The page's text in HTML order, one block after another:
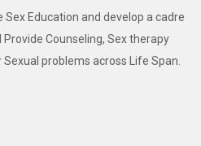
Education and develop a cadre
Counseling, Sex therapy
problems across Life Span.